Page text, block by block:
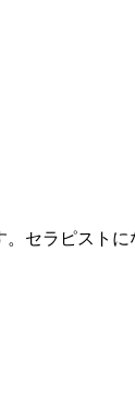
セラピスト